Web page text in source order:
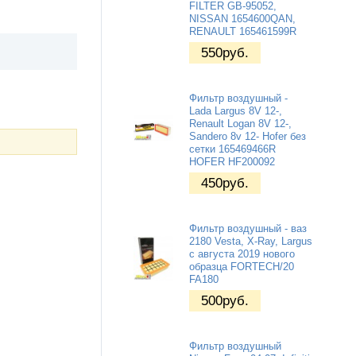
FILTER GB-95052,
NISSAN 1654600QAN,
RENAULT 165461599R
550руб.
Фильтр воздушный -
Lada Largus 8V 12-,
Renault Logan 8V 12-,
Sandero 8v 12- Hofer без
сетки 165469466R
HOFER HF200092
450руб.
Фильтр воздушный - ваз
2180 Vesta, X-Ray, Largus
с августа 2019 нового
образца FORTECH/20
FA180
500руб.
Фильтр воздушный